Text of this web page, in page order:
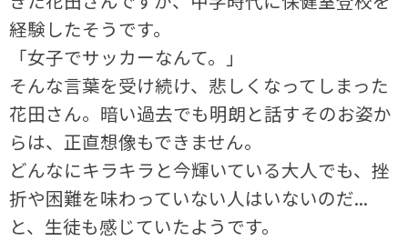
経験したそうです。
「女子でサッカーなんて。」
そんな言葉を受け続け、悲しくなってしまった
花田さん。暗い過去でも明朗と話すそのお姿か
らは、正直想像もできません。
どんなにキラキラと今輝いている大人でも、挫
折や困難を味わっていない人はいないのだ...
と、生徒も感じていたようです。